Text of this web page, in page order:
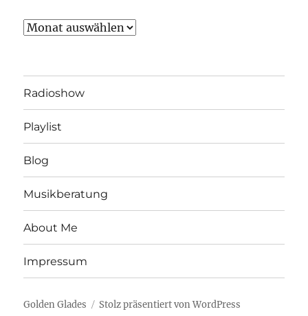
Archiv
Radioshow
Playlist
Blog
Musikberatung
About Me
Impressum
Golden Glades Stolz präsentiert von WordPress